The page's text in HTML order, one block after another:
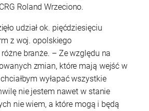
Roland Wrzeciono.
udział ok. pięćdziesięciu
z woj. opolskiego
branże. – Ze względu na
zmian, które mają wejść w
wyłapać wszystkie
nie jestem nawet w stanie
nie wiem, a które mogą i będą